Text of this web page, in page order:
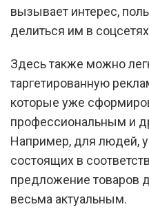
вызывает интерес,
делиться им в
Здесь также можно
таргетированную
которые уже
профессиональным и
Например, для людей,
состоящих в
предложение товаров
весьма актуальным.